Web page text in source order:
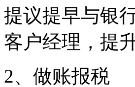
提议提早与银
客户经理，提
2、做账报税